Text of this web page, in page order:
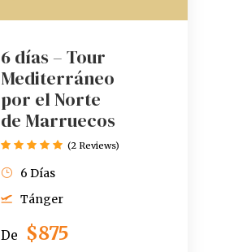
6 días – Tour
Mediterráneo
por el Norte
de Marruecos
De $875
6 Días
Tánger
(2 Reviews)